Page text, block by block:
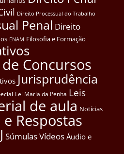
Direito Processual do Trabalho
Penal Direito
ENAM Filosofia e Formação
Concursos
Jurisprudência
Lei Maria da Penha Leis
de aula Notícias
Respostas
SúmulasVídeos Áudio e